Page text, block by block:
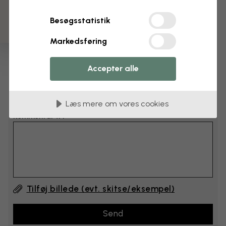
Læg 6–10 cm til både bredden og højden
Tilføj kommentarer
Kommentar #1
Tilføj billede (evt. skitse/eksempel)
Besøgsstatistik
Markedsføring
Accepter alle
Læs mere om vores cookies